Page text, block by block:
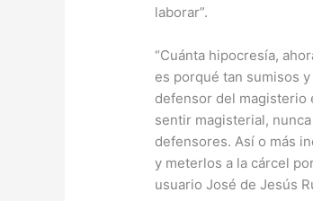
laborar”.
“Cuánta hipocresía,
es porqué tan sumisos
defensor del magisterio
sentir magisterial,
defensores. Así o más
y meterlos a la cárcel
usuario José de Jesús